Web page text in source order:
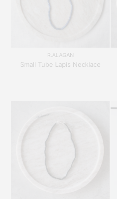
R.ALAGAN
Small Tube Lapis Necklace